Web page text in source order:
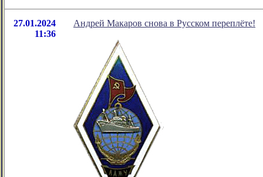
27.01.2024
11:36
Андрей Макаров снова в Русском переплёте!